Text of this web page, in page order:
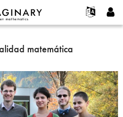
한국어
Español
Películas
Textoscuenta
matemática